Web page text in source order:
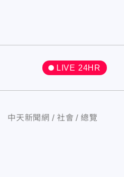
LIVE 24HR
中天新聞網 社會 總覽